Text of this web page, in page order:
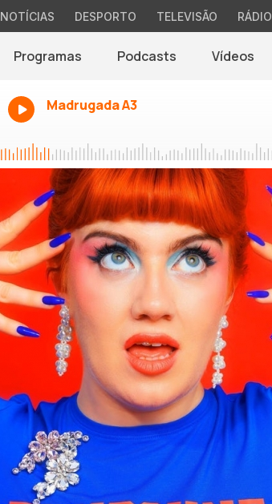
NOTÍCIAS DESPORTO TELEVISÃO RÁDIO
Programas Podcasts Vídeos
Madrugada A3